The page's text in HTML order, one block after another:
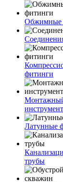
Обжимные
фитинги
инструмент
Латунные
трубы